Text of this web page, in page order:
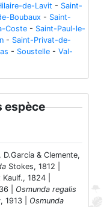
de-Lavit - Saint-
Boubaux - Saint-
Coste - Saint-Paul-le-
- Saint-Privat-de-
- Soustelle - Val-
espèce
D.García & Clemente,
Stokes, 1812 |
1824 |
| Osmunda regalis
1913 | Osmunda